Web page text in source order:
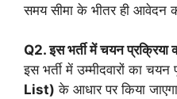
समय सीमा के भीतर ही आवेदन
Q2. इस भर्ती में चयन प्रक्रिया
इस भर्ती में उम्मीदवारों का चयन
List) के आधार पर किया